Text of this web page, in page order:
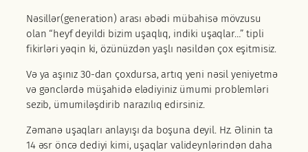
Nəsillər(generation) arası əbədi mübahisə mövzusu
olan “heyf deyildi bizim uşaqlıq, indiki uşaqlar…” tipli
fikirləri yəqin ki, özünüzdən yaşlı nəsildən çox eşitmisiz.
Və ya aşınız 30-dan çoxdursa, artıq yeni nəsil yeniyetmə
və gənclərdə müşahidə elədiyiniz ümumi problemləri
sezib, ümumiləşdirib narazılıq edirsiniz.
Zəmanə uşaqları anlayışı da boşuna deyil. Hz. Əlinin ta
14 əsr öncə dediyi kimi, uşaqlar valideynlərindən daha